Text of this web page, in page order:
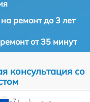
ремонт до 3 лет
от 35 минут
консультация со